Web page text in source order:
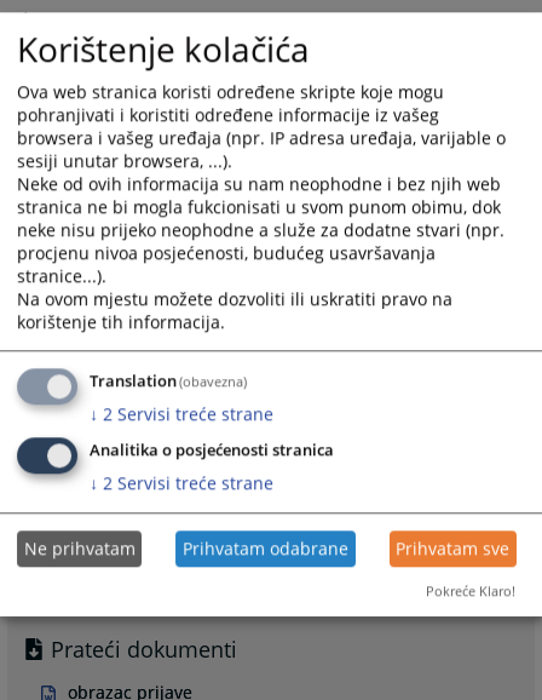
Ukoliko je potrebno, možete koristiti dodatne listove papira.
Na obrazac stavite svoj potpis i datum i pošaljite ga u Ured
predsjednika suda, na adresu navedenu u obrascu ili putem
mail adrese suda, ili uložite u kutiju „Pritužbe i Pohvale“ koja se
nalazi na ulazu u sud.
Ured predsjednika sudaprima i anonimne pritužbe (putem pošte
ili elektronski na e-mail adresu suda
„Pritužbe i Pohvale“ koja se nalazi na ulazu u sud.), ali mu je u tim
slučajevima otežano ili onemogućeno pribavljanje dodatnih
nedovoljnosti dokaza.
Obrazac se nalazi na desnoj strani.
5718PREGLEDA
Prateći dokumenti
obrazac prijave
Korištenje kolačića
Ova web stranica koristi određene skripte koje mogu
pohranjivati i koristiti određene informacije iz vašeg
browsera i vašeg uređaja (npr. IP adresa uređaja, varijable o
sesiji unutar browsera, ...).
Neke od ovih informacija su nam neophodne i bez njih web
stranica ne bi mogla fukcionisati u svom punom obimu, dok
neke nisu prijeko neophodne a služe za dodatne stvari (npr.
procjenu nivoa posjećenosti, budućeg usavršavanja
stranice...).
Na ovom mjestu možete dozvoliti ili uskratiti pravo na
korištenje tih informacija.
Translation(obavezna)
↓ 2 Servisi treće strane
Analitika o posjećenosti stranica
↓ 2 Servisi treće strane
Ne prihvatam Prihvatam odabrane Prihvatam sve
Pokreće Klaro!